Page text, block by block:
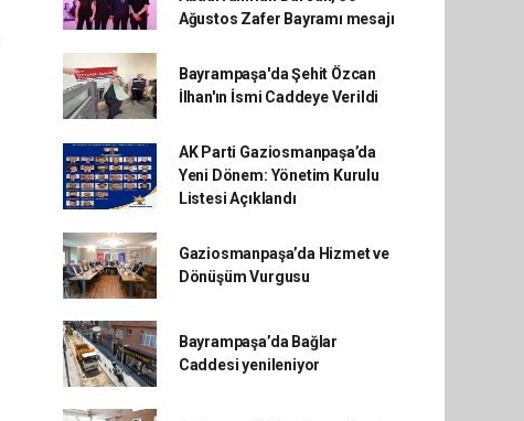
Ağustos Zafer Bayramı mesajı
Bayrampaşa'da Şehit Özcan
İlhan'ın İsmi Caddeye Verildi
AK Parti Gaziosmanpaşa’da
Yeni Dönem: Yönetim Kurulu
Listesi Açıklandı
Gaziosmanpaşa’da Hizmet ve
Dönüşüm Vurgusu
Bayrampaşa’da Bağlar
Caddesi yenileniyor